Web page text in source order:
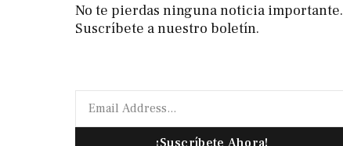
No te pierdas ninguna noticia importante.
Suscríbete a nuestro boletín.
¡Suscríbete Ahora!